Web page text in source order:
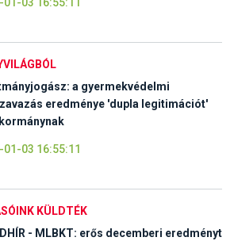
03 16:55:11
a gyermekvédelmi
eredménye 'dupla legitimációt'
01-03 16:55:11
KÜLDTÉK
- MLBKT: erős decemberi eredményt